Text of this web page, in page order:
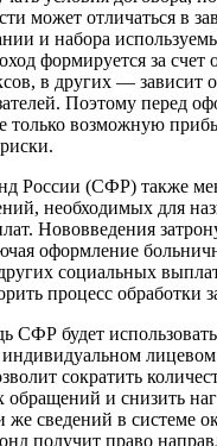
может отличаться в
и набора
формируется за счет
в других — зависит
Поэтому перед
только возможную
России (СФР) также
необходимых для
Нововведения
оформление
социальных
процесс обработки
СФР будет
лицевом
сократить
обращений и снизить
же сведений в системе
получит право